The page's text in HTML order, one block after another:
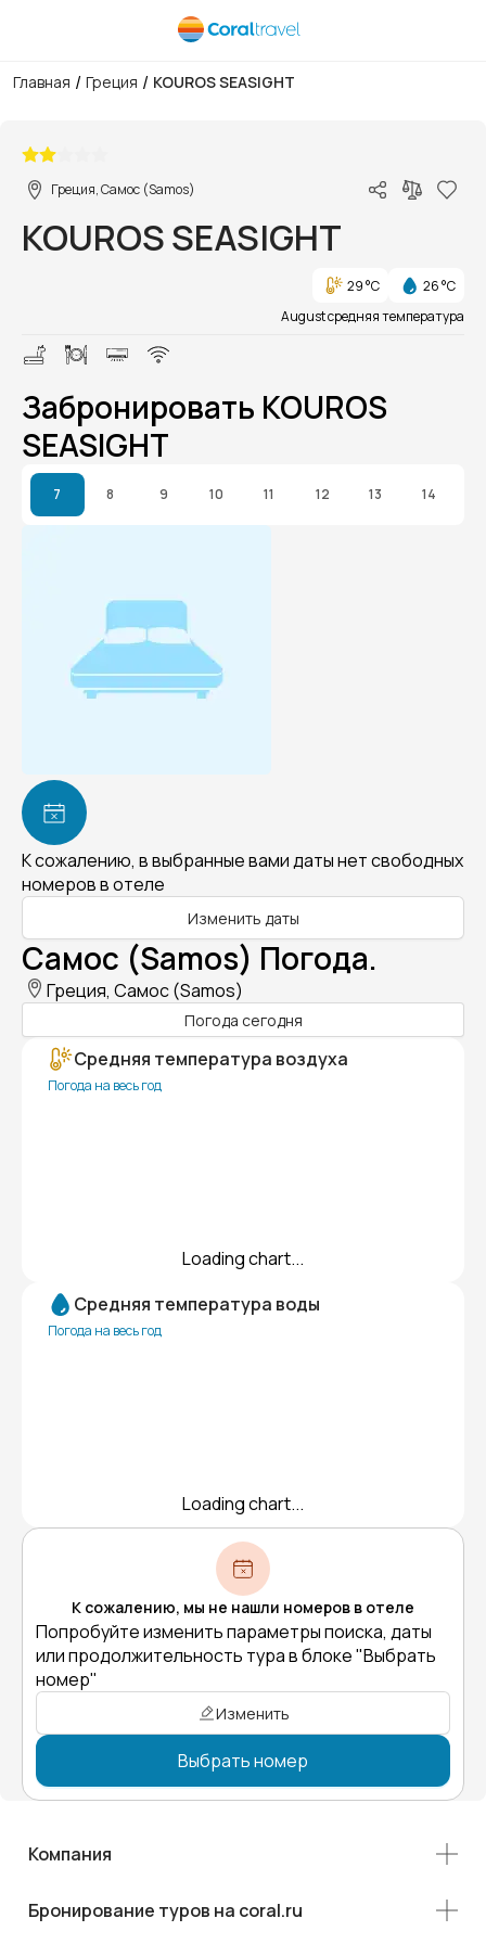
Главная / Греция / KOUROS SEASIGHT
Греция, Самос (Samos)
KOUROS SEASIGHT
29 °C
26 °C
August средняя температура
Забронировать KOUROS
SEASIGHT
7 8 9 10 11 12 13 14
К сожалению, в выбранные вами даты нет свободных
номеров в отеле
Изменить даты
Самос (Samos) Погода.
Греция, Самос (Samos)
Погода сегодня
Средняя температура воздуха
Погода на весь год
Loading chart...
Средняя температура воды
Погода на весь год
Loading chart...
К сожалению, мы не нашли номеров в отеле
Попробуйте изменить параметры поиска, даты
или продолжительность тура в блоке "Выбрать
номер"
Изменить
Выбрать номер
Компания
Бронирование туров на coral.ru